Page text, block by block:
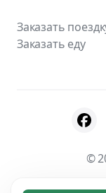
Заказать
Заказать еду
©